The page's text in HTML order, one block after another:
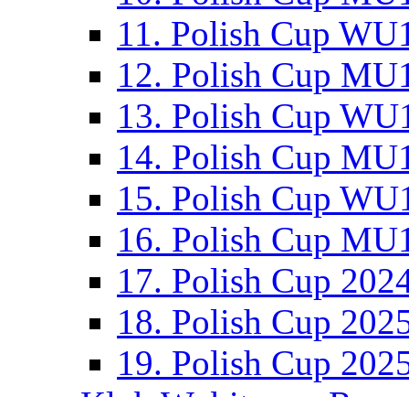
11. Polish Cup
12. Polish Cup
13. Polish Cup
14. Polish Cup
15. Polish Cup
16. Polish Cup
17. Polish Cup
18. Polish Cup
19. Polish Cup